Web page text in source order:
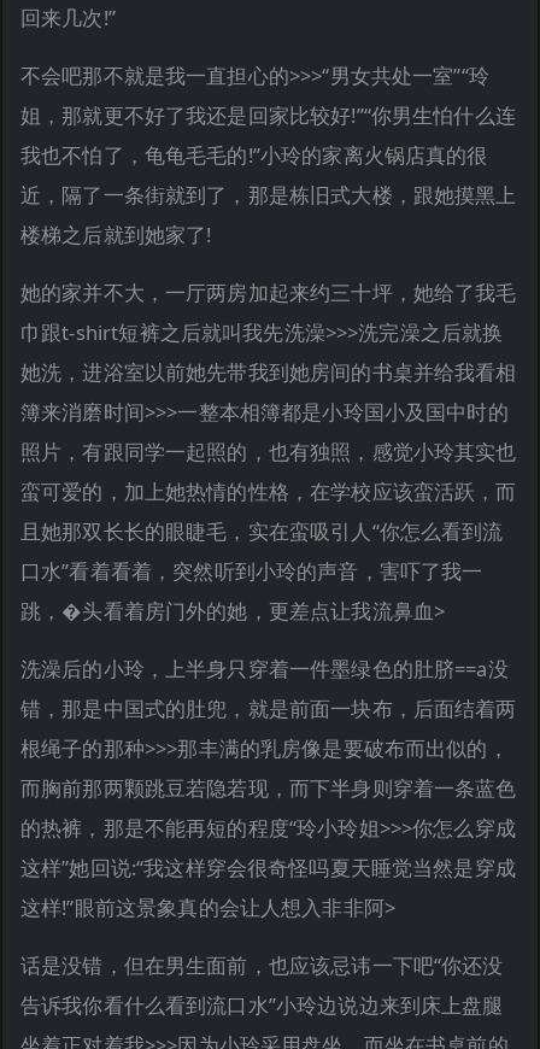
回来几次!”
不会吧那不就是我一直担心的>>>“男女共处一室”“玲
姐，那就更不好了我还是回家比较好!”“你男生怕什么连
我也不怕了，龟龟毛毛的!”小玲的家离火锅店真的很
近，隔了一条街就到了，那是栋旧式大楼，跟她摸黑上
楼梯之后就到她家了!
她的家并不大，一厅两房加起来约三十坪，她给了我毛
巾跟t-shirt短裤之后就叫我先洗澡>>>洗完澡之后就换
她洗，进浴室以前她先带我到她房间的书桌并给我看相
簿来消磨时间>>>一整本相簿都是小玲国小及国中时的
照片，有跟同学一起照的，也有独照，感觉小玲其实也
蛮可爱的，加上她热情的性格，在学校应该蛮活跃，而
且她那双长长的眼睫毛，实在蛮吸引人“你怎么看到流
口水”看着看着，突然听到小玲的声音，害吓了我一
跳，�头看着房门外的她，更差点让我流鼻血>
洗澡后的小玲，上半身只穿着一件墨绿色的肚脐==a没
错，那是中国式的肚兜，就是前面一块布，后面结着两
根绳子的那种>>>那丰满的乳房像是要破布而出似的，
而胸前那两颗跳豆若隐若现，而下半身则穿着一条蓝色
的热裤，那是不能再短的程度“玲小玲姐>>>你怎么穿成
这样”她回说:“我这样穿会很奇怪吗夏天睡觉当然是穿成
这样!”眼前这景象真的会让人想入非非阿>
话是没错，但在男生面前，也应该忌讳一下吧“你还没
告诉我你看什么看到流口水”小玲边说边来到床上盘腿